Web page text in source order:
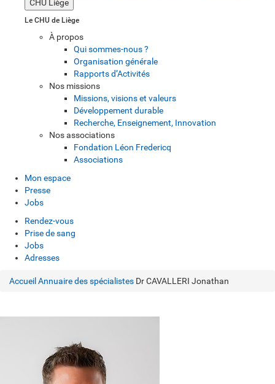
CHU Liège
Le CHU de Liège
À propos
Qui sommes-nous ?
Organisation générale
Rapports d’Activités
Nos missions
Missions, visions et valeurs
Développement durable
Recherche, Enseignement, Innovation
Nos associations
Fondation Léon Fredericq
Associations
Mon espace
Presse
Jobs
Rendez-vous
Prise de sang
Jobs
Adresses
Accueil Annuaire des spécialistes Dr CAVALLERI Jonathan